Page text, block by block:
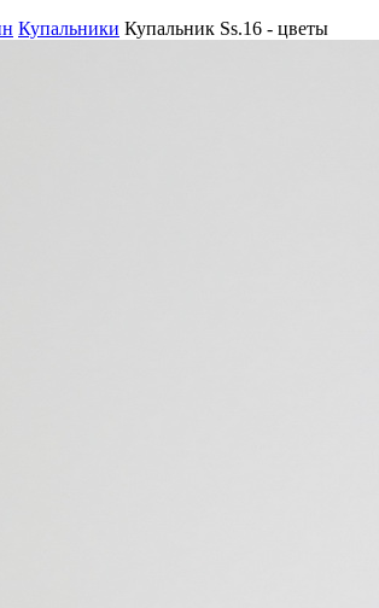
Купальники Купальник Ss.16 - цветы